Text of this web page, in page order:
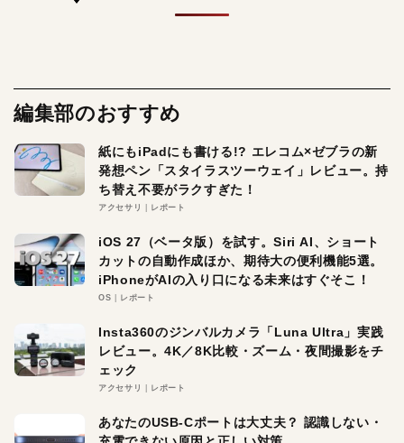
編集部のおすすめ
紙にもiPadにも書ける!? エレコム×ゼブラの新
発想ペン「スタイラスツーウェイ」レビュー。持
ち替え不要がラクすぎた！
アクセサリ レポート
iOS 27（ベータ版）を試す。Siri AI、ショート
カットの自動作成ほか、期待大の便利機能5選。
iPhoneがAIの入り口になる未来はすぐそこ！
OS レポート
Insta360のジンバルカメラ「Luna Ultra」実践
レビュー。4K／8K比較・ズーム・夜間撮影をチ
ェック
アクセサリ レポート
あなたのUSB-Cポートは大丈夫？ 認識しない・